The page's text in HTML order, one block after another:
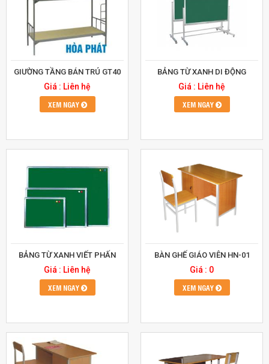
GIƯỜNG TẦNG BÁN TRÚ GT40
Giá : Liên hệ
XEM NGAY
BẢNG TỪ XANH DI ĐỘNG
Giá : Liên hệ
XEM NGAY
BẢNG TỪ XANH VIẾT PHẤN
Giá : Liên hệ
XEM NGAY
BÀN GHẾ GIÁO VIÊN HN-01
Giá : 0
XEM NGAY